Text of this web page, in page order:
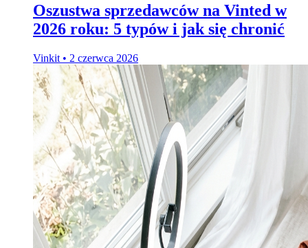
Oszustwa sprzedawców na Vinted w
2026 roku: 5 typów i jak się chronić
Vinkit • 2 czerwca 2026